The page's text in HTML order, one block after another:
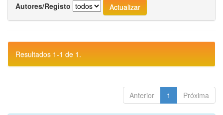
Autores/Registo
Resultados 1-1 de 1.
Anterior 1 Próxima